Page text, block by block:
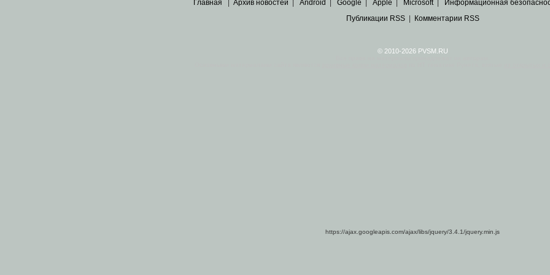
Главная Архив новостей Android Google Apple Microsoft| Информационная
Публикации RSS| Комментарии RSS
© 2010-2026 PVSM.RU
https://ajax.googleapis.com/ajax/libs/jquery/3.4.1/jquery.min.js